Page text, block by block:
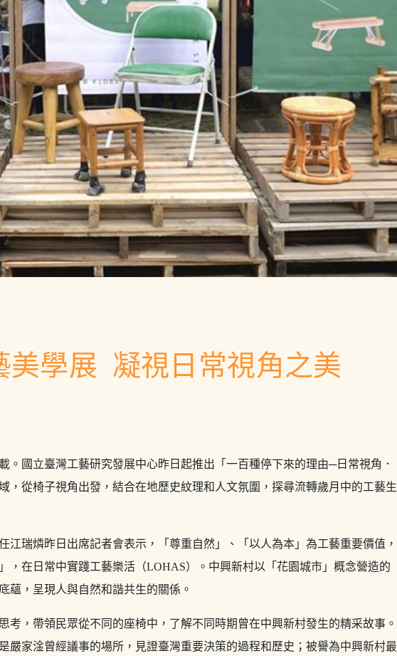
美學展 凝視日常視角之美
。國立臺灣工藝研究發展中心昨日起推出「一百種停下來的理由─日常視角．
，從椅子視角出發，結合在地歷史紋理和人文氛圍，探尋流轉歲月中的工藝生
江瑞燐昨日出席記者會表示，「尊重自然」、「以人為本」為工藝重要價值，
，在日常中實踐工藝樂活（LOHAS）。中興新村以「花園城市」概念營造的
蘊，呈現人與自然和諧共生的關係。
考，帶領民眾從不同的座椅中，了解不同時期曾在中興新村發生的精采故事。
嚴家淦曾經議事的場所，見證臺灣重要決策的過程和歷史；被譽為中興新村最